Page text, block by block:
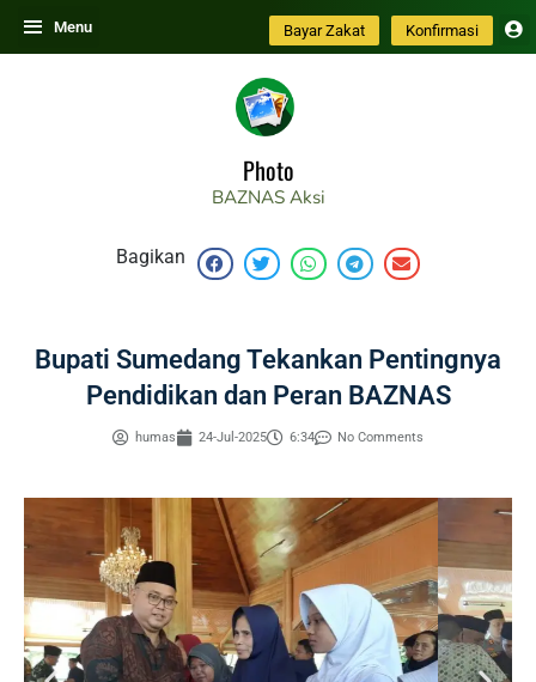
Skip
to
Menu Bayar Zakat Konfirmasi
Photo
BAZNAS Aksi
Bagikan
Bupati Sumedang Tekankan Pentingnya
Pendidikan dan Peran BAZNAS
humas 24-Jul-2025 6:34 No Comments